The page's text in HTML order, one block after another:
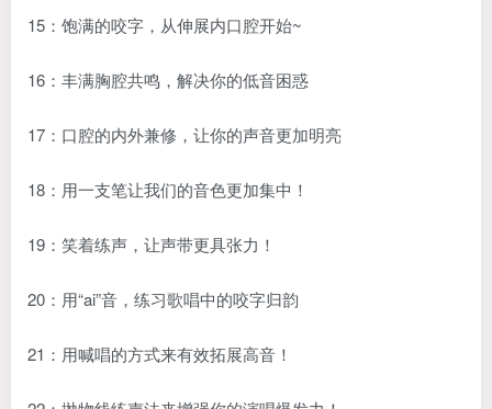
15：饱满的咬字，从伸展内口腔开始~
16：丰满胸腔共鸣，解决你的低音困惑
17：口腔的内外兼修，让你的声音更加明亮
18：用一支笔让我们的音色更加集中！
19：笑着练声，让声带更具张力！
20：用“ai”音，练习歌唱中的咬字归韵
21：用喊唱的方式来有效拓展高音！